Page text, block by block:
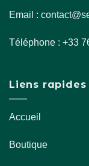
Email :
Téléphone : +33
Liens rapides
Accueil
Boutique